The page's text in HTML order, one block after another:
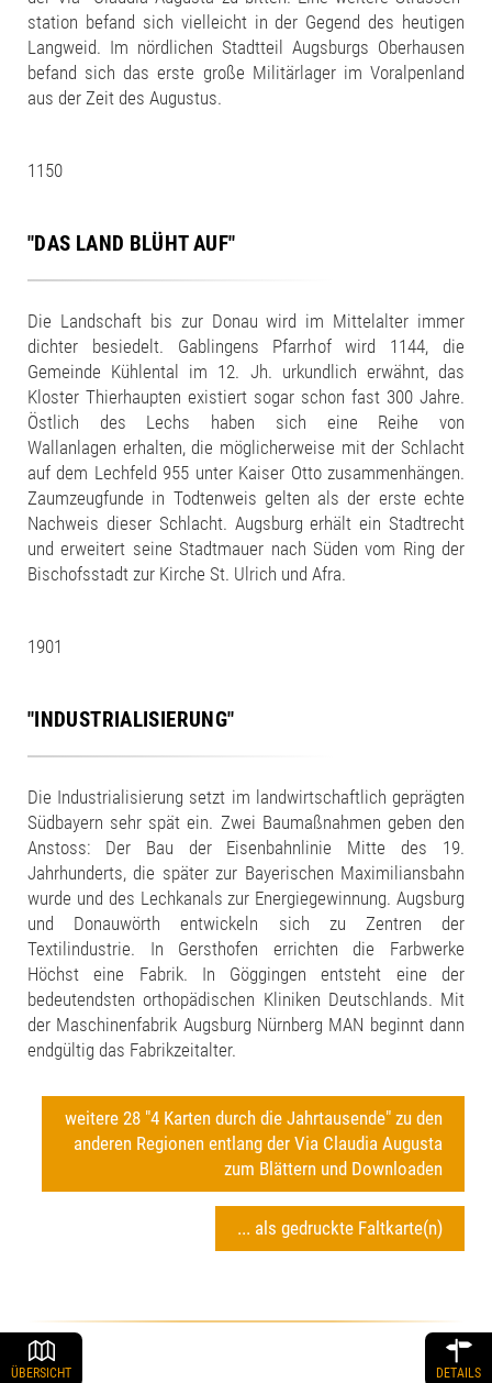
station befand sich vielleicht in der Gegend des heutigen
Langweid. Im nördlichen Stadtteil Augsburgs Oberhausen
befand sich das erste große Militärlager im Voralpenland
aus der Zeit des Augustus.
1150
"DAS LAND BLÜHT AUF"
Die Landschaft bis zur Donau wird im Mittelalter immer
dichter besiedelt. Gablingens Pfarrhof wird 1144, die
Gemeinde Kühlental im 12. Jh. urkundlich erwähnt, das
Kloster Thierhaupten existiert sogar schon fast 300 Jahre.
Östlich des Lechs haben sich eine Reihe von
Wallanlagen erhalten, die möglicherweise mit der Schlacht
auf dem Lechfeld 955 unter Kaiser Otto zusammenhängen.
Zaumzeugfunde in Todtenweis gelten als der erste echte
Nachweis dieser Schlacht. Augsburg erhält ein Stadtrecht
und erweitert seine Stadtmauer nach Süden vom Ring der
Bischofsstadt zur Kirche St. Ulrich und Afra.
1901
"INDUSTRIALISIERUNG"
Die Industrialisierung setzt im landwirtschaftlich geprägten
Südbayern sehr spät ein. Zwei Baumaßnahmen geben den
Anstoss: Der Bau der Eisenbahnlinie Mitte des 19.
Jahrhunderts, die später zur Bayerischen Maximiliansbahn
wurde und des Lechkanals zur Energiegewinnung. Augsburg
und Donauwörth entwickeln sich zu Zentren der
Textilindustrie. In Gersthofen errichten die Farbwerke
Höchst eine Fabrik. In Göggingen entsteht eine der
bedeutendsten orthopädischen Kliniken Deutschlands. Mit
der Maschinenfabrik Augsburg Nürnberg MAN beginnt dann
endgültig das Fabrikzeitalter.
weitere 28 "4 Karten durch die Jahrtausende" zu den
anderen Regionen entlang der Via Claudia Augusta
zum Blättern und Downloaden
... als gedruckte Faltkarte(n)
ÜBERSICHT DETAILS